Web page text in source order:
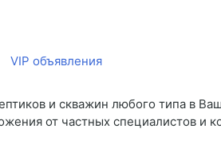
VIP объявления
и скважин любого типа в
от частных специалистов и